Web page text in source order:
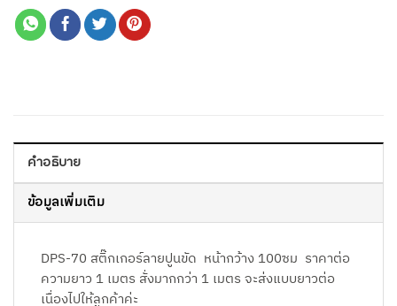
คำอธิบาย
ข้อมูลเพิ่มเติม
DPS-70 สติ๊กเกอร์ลายปูนขัด หน้ากว้าง 100ซม ราคาต่อ
ความยาว 1 เมตร สั่งมากกว่า 1 เมตร จะส่งแบบยาวต่อ
เนื่องไปให้ลูกค้าค่ะ